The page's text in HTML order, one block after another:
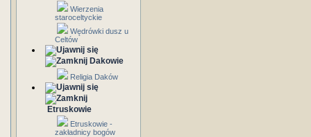
Wierzenia
staroceltyckie
Wędrówki dusz u
Celtów
Dakowie
Religia Daków
Etruskowie
Etruskowie -
zakładnicy bogów